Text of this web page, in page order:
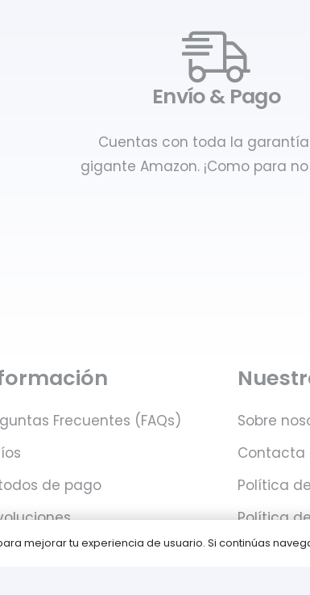
Envío & Pago
Cuentas con toda la
gigante Amazon. ¡Como para
Frecuentes (FAQs)
de pago
Sobre
Contacta
Política
Política
mejorar tu experiencia de usuario. Si continúas